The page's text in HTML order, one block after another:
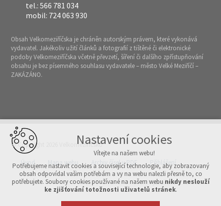
tel.: 566 781 034
mobil: 724 063 930
Obsah Velkomeziříčska je chráněn autorským právem, které vykonává
vydavatel. Jakékoliv užití článků a fotografií z tištěné či elektronické
podoby Velkomeziříčska včetně převzetí, šíření či dalšího zpřístupňování
obsahu je bez písemného souhlasu vydavatele – město Velké Meziříčí –
ZAKÁZÁNO.
© Copyright 2026 Velkomeziříčsko
Úvod Mapa webu Archiv čísel v PDF Přihlášení
Vytvořeno v xart.cz
Nastavení cookies
Vítejte na našem webu!
Potřebujeme nastavit cookies a související technologie, aby zobrazovaný
obsah odpovídal vašim potřebám a vy na webu nalezli přesně to, co
potřebujete. Soubory cookies používané na našem webu nikdy neslouží
ke zjišťování totožnosti uživatelů stránek.